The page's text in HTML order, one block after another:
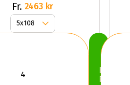
Fr. 2463 kr
Köp
Nu